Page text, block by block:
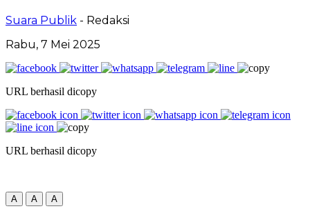
Suara Publik - Redaksi
Rabu, 7 Mei 2025
URL berhasil dicopy
URL berhasil dicopy
A A A